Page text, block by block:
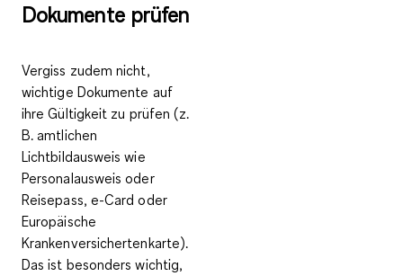
Dokumente prüfen
Vergiss zudem nicht,
wichtige Dokumente auf
ihre Gültigkeit zu prüfen (z.
B. amtlichen
Lichtbildausweis wie
Personalausweis oder
Reisepass, e-Card oder
Europäische
Krankenversichertenkarte).
Das ist besonders wichtig,